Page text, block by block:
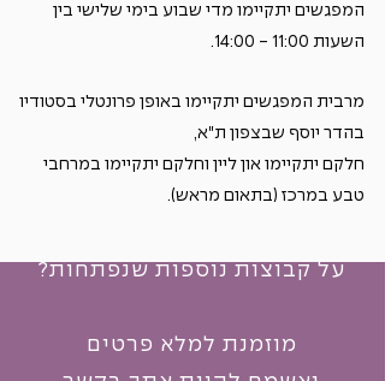
תרצי לשמוע עוד?
על קבוצות נוספות שנפתחות?
מוזמנת למלא פרטים
המפגשים יתקיימו מדי שבוע בימי שלישי בין
השעות 11:00 - 14:00.
מרבית המפגשים יתקיימו באופן פרונטלי בסטודיו
בהדר יוסף שבצפון ת"א,
חלקם יתקיימו און ליין וחלקם יתקיימו במרחבי
טבע במרכז (בתאום מראש).